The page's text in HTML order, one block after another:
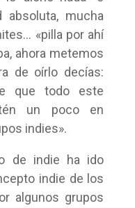
absoluta, mucha
«pilla por ahí
ahora metemos
de oírlo decías:
que todo este
un poco en
indies».
de indie ha ido
indie de los
algunos grupos